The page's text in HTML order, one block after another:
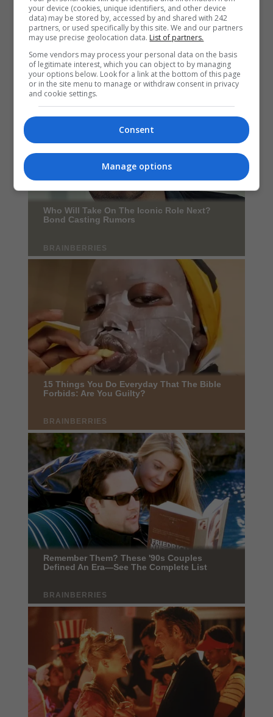
your device (cookies, unique identifiers, and other device
data) may be stored by, accessed by and shared with 242
partners, or used specifically by this site. We and our partners
may use precise geolocation data. List of partners.
Some vendors may process your personal data on the basis
of legitimate interest, which you can object to by managing
your options below. Look for a link at the bottom of this page
or in the site menu to manage or withdraw consent in privacy
and cookie settings.
Consent
Manage options